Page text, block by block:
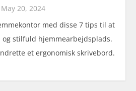
May 20, 2024
med disse 7 tips til at
stilfuld hjemmearbejdsplads.
et ergonomisk skrivebord.